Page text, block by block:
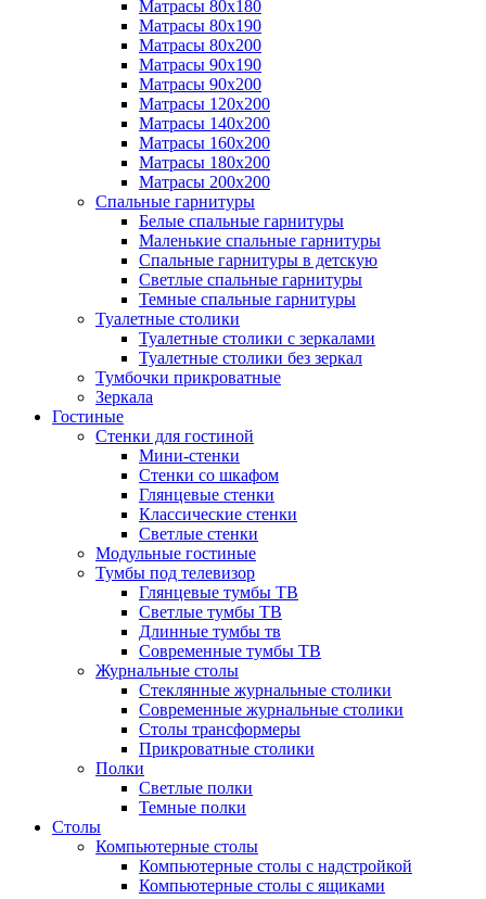
Матрасы 80х180
Матрасы 80х190
Матрасы 80х200
Матрасы 90х190
Матрасы 90х200
Матрасы 120х200
Матрасы 140х200
Матрасы 160х200
Матрасы 180х200
Матрасы 200х200
Спальные гарнитуры
Белые спальные гарнитуры
Маленькие спальные гарнитуры
Спальные гарнитуры в детскую
Светлые спальные гарнитуры
Темные спальные гарнитуры
Туалетные столики
Туалетные столики с зеркалами
Туалетные столики без зеркал
Тумбочки прикроватные
Зеркала
Гостиные
Стенки для гостиной
Мини-стенки
Стенки со шкафом
Глянцевые стенки
Классические стенки
Светлые стенки
Модульные гостиные
Тумбы под телевизор
Глянцевые тумбы ТВ
Светлые тумбы ТВ
Длинные тумбы тв
Современные тумбы ТВ
Журнальные столы
Стеклянные журнальные столики
Современные журнальные столики
Столы трансформеры
Прикроватные столики
Полки
Светлые полки
Темные полки
Столы
Компьютерные столы
Компьютерные столы с надстройкой
Компьютерные столы с ящиками